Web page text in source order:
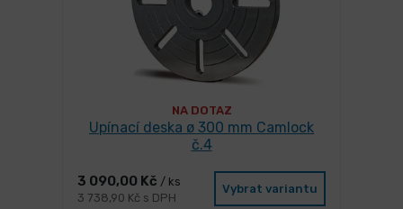
NA DOTAZ
Upínací deska ø 300 mm Camlock
č.4
3 090,00 Kč / ks
3 738,90 Kč s DPH
Vybrat variantu